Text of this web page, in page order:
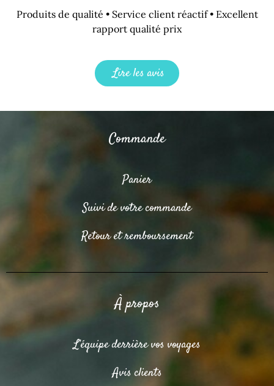
Produits de qualité • Service client réactif • Excellent
rapport qualité prix
Lire les avis
Commande
Panier
Suivi de votre commande
Retour et remboursement
À propos
L’équipe derrière vos voyages
Avis clients